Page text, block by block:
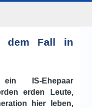
dem Fall in
IS-Ehepaar
erden Leute,
hier leben,